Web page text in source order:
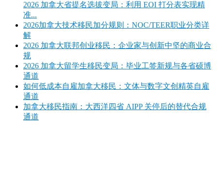
2026 加拿大省提名选拔变局：利用 EOI 打分表实现精
准...
2026加拿大技术移民加分规则：NOC/TEER职业分类详
解
2026 加拿大联邦创业移民：企业家与创新中坚的商业合
规
2026 加拿大留学生移民变局：毕业工签新规与各省硕博
通道
如何低成本自雇加拿大移民：文体与数字文创精英自雇
通道
加拿大移民指南：大西洋四省 AIPP 关停后的替代合规
通道